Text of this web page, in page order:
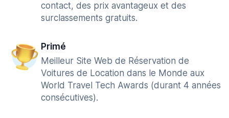
contact, des prix avantageux et des
surclassements gratuits.
Primé
Meilleur Site Web de Réservation de
Voitures de Location dans le Monde aux
World Travel Tech Awards (durant 4 années
consécutives).